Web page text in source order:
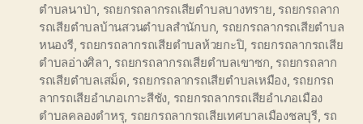
ตำบลนาป่า รถยกรถลากรถเสียตำบลบางทราย รถยกรถลาก
รถเสียตำบลบ้านสวนตำบลสำนักบก รถยกรถลากรถเสียตำบล
หนองรี, รถยกรถลากรถเสียตำบลห้วยกะปิ รถยกรถลากรถเสีย
ตำบลอ่างศิลา รถยกรถลากรถเสียตำบลเขาซก รถยกรถลาก
รถเสียตำบลเสม็ด รถยกรถลากรถเสียตำบลเหมือง, รถยกรถ
ลากรถเสียอำเภอเกาะสีชัง รถยกรถลากรถเสียอำเภอเมือง
ตำบลคลองตำหรุ, รถยกรถลากรถเสียเทศบาลเมืองชลบุรี, รถ